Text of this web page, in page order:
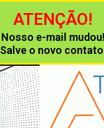
ATENÇÃO!
Nosso e-mail mudou!
Salve o novo